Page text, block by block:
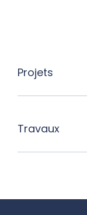
Projets
Travaux